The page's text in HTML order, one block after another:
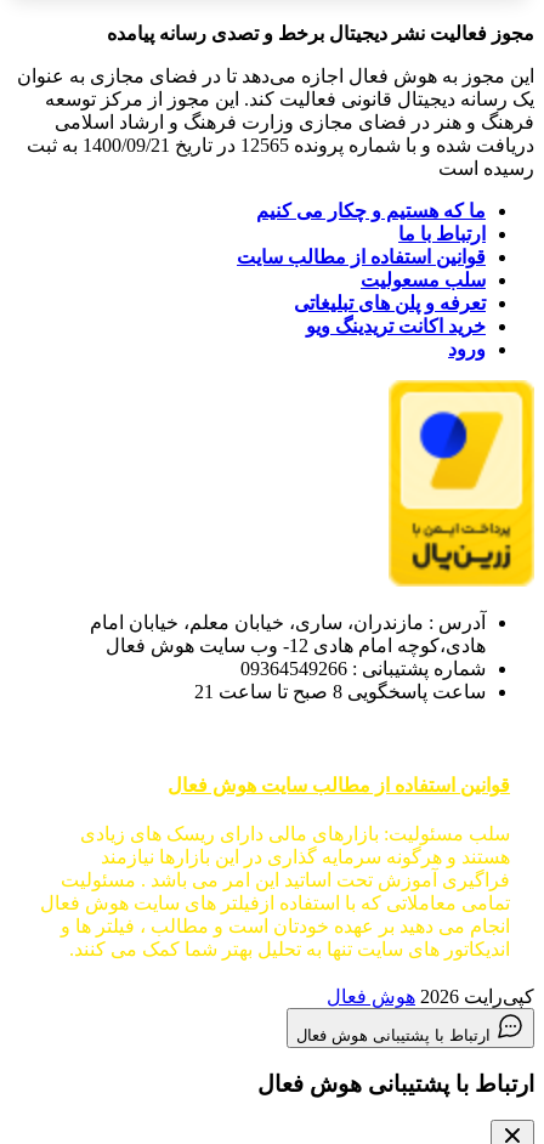
مجوز فعالیت نشر دیجیتال برخط و تصدی رسانه پیامده
این مجوز به هوش فعال اجازه می‌دهد تا در فضای مجازی به عنوان
یک رسانه دیجیتال قانونی فعالیت کند. این مجوز از مرکز توسعه
فرهنگ و هنر در فضای مجازی وزارت فرهنگ و ارشاد اسلامی
دریافت شده و با شماره پرونده 12565 در تاریخ 1400/09/21 به ثبت
رسیده است
ما که هستیم و چکار می کنیم
ارتباط با ما
قوانین استفاده از مطالب سایت
سلب مسعولیت
تعرفه و پلن های تبلیغاتی
خرید اکانت تریدینگ ویو
ورود
آدرس : مازندران، ساری، خیابان معلم، خیابان امام
هادی،کوچه امام هادی 12- وب سایت هوش فعال
شماره پشتیبانی : 09364549266
ساعت پاسخگویی 8 صبح تا ساعت 21
قوانین استفاده از مطالب سایت هوش فعال
سلب مسئولیت: بازارهای مالی دارای ریسک های زیادی
هستند و هرگونه سرمایه گذاری در این بازارها نیازمند
فراگیری آموزش تحت اساتید این امر می باشد . مسئولیت
تمامی معاملاتی که با استفاده ازفیلتر های سایت هوش فعال
انجام می دهید بر عهده خودتان است و مطالب ، فیلتر ها و
اندیکاتور های سایت تنها به تحلیل بهتر شما کمک می کنند.
کپی‌رایت 2026 هوش فعال
ارتباط با پشتیبانی هوش فعال
ارتباط با پشتیبانی هوش فعال